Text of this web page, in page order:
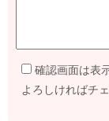
確認画面は表
よろしければチ